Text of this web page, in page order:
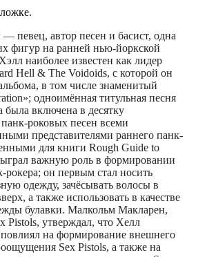
певец, автор песен и басист, одна
фигур на ранней нью-йоркской
наиболее известен как лидер
Hell & The Voidoids, с которой он
в том числе знаменитый
одноимённая титульная песня
была включена в десятку
роковых песен всеми
представителями раннего панк-
для книги Rough Guide to
важную роль в формировании
он первым стал носить
одежду, зачёсывать волосы в
а также использовать в качестве
булавки. Малкольм Макларен,
Pistols, утверждал, что Хелл
повлиял на формирование внешнего
Sex Pistols, а также на